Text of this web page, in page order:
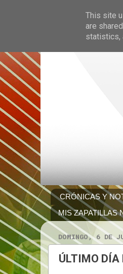
CRÓNICAS Y
MIS ZAPATILLAS
DOMINGO, 6 DE
ÚLTIMO DÍA
This site
are
statistics,